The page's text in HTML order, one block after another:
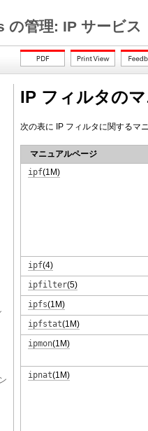
の管理: IP サービス
IP フィルタの
次の表に IP フィルタに関するマ
マニュアルページ
ipf(1M)
ipf(4)
ipfilter(5)
ipfs(1M)
ipfstat(1M)
ipmon(1M)
ipnat(1M)